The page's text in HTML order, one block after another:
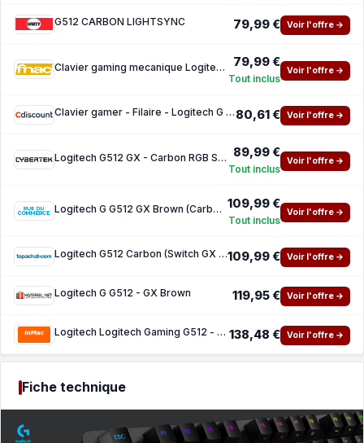
G512 CARBON LIGHTSYNC 79,99 € Voir l'offre →
Clavier gaming mecanique Logitech G512 Carbon Lightsync RVB GX Brown Tactile 79,99 €
Tout inclus
Voir l'offre →
Clavier gamer - Filaire - Logitech G - G512 - GX Brown - AZERTY - Mecanique - Retroeclaire 80,61 € Voir l'offre →
Logitech G512 GX - Carbon RGB Switch Marron Filaire 89,99 €
Tout inclus
Voir l'offre →
Logitech G G512 GX Brown (Carbon) 109,99 €
Tout inclus
Voir l'offre →
Logitech G512 Carbon (Switch GX Brown)109,99 € Voir l'offre →
Logitech G G512 - GX Brown 119,95 € Voir l'offre →
Logitech Logitech Gaming G512 - clavier - AZERTY - Francais - carbone Peripherique d'entre 138,48 € Voir l'offre →
Fiche technique